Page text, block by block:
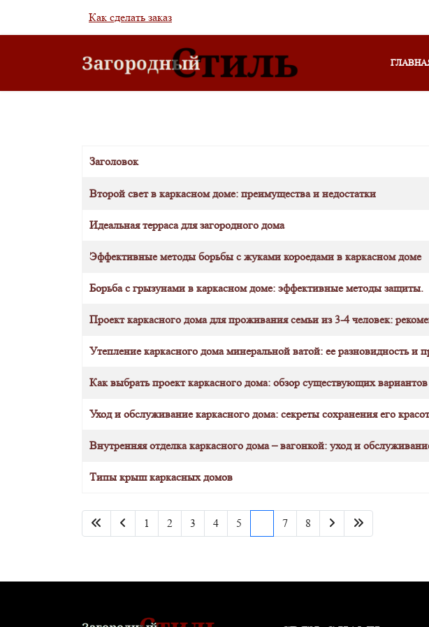
Как сделать заказ
Заголовок
Второй свет в каркасном доме: преимущества и недостатки
Идеальная терраса для загородного дома
Эффективные методы борьбы с жуками короедами в каркасном доме
Борьба с грызунами в каркасном доме: эффективные методы защиты.
Проект каркасного дома для проживания семьи из 3-4 человек:
Утепление каркасного дома минеральной ватой: ее разновидность и
Как выбрать проект каркасного дома: обзор существующих
Уход и обслуживание каркасного дома: секреты сохранения его
Внутренняя отделка каркасного дома – вагонкой: уход и
Типы крыш каркасных домов
1 2 3 4 5 7 8